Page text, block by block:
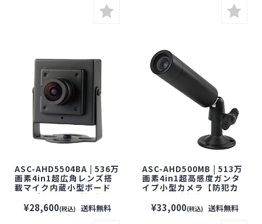
ASC-AHD5504BA | 536万
画素4in1超広角レンズ搭
載マイク内蔵小型ボード
レンズカメラ【防犯カメ
ラ】【監視カメラ】【セ
キュリティーカメラ】【小
¥28,600(税込) 送料無料
ASC-AHD500MB | 513万
画素4in1超高感度ガンタ
イプ小型カメラ【防犯カ
メラ】【監視カメラ】
【セキュリティーカメラ】
【小型カメラ】【屋外設
¥33,000(税込) 送料無料